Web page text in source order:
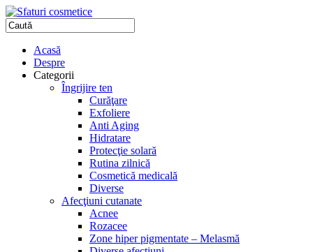
Acasă
Despre
Categorii
Îngrijire ten
Curăţare
Exfoliere
Anti Aging
Hidratare
Protecţie solară
Rutina zilnică
Cosmetică medicală
Diverse
Afecţiuni cutanate
Acnee
Rozacee
Zone hiper pigmentate – Melasmă